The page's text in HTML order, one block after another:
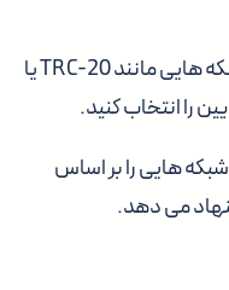
هنگام برداشت USDT، شبکه هایی مانند TRC-20 یا
را انتخاب کنید.
هایی را بر اساس
می دهد.